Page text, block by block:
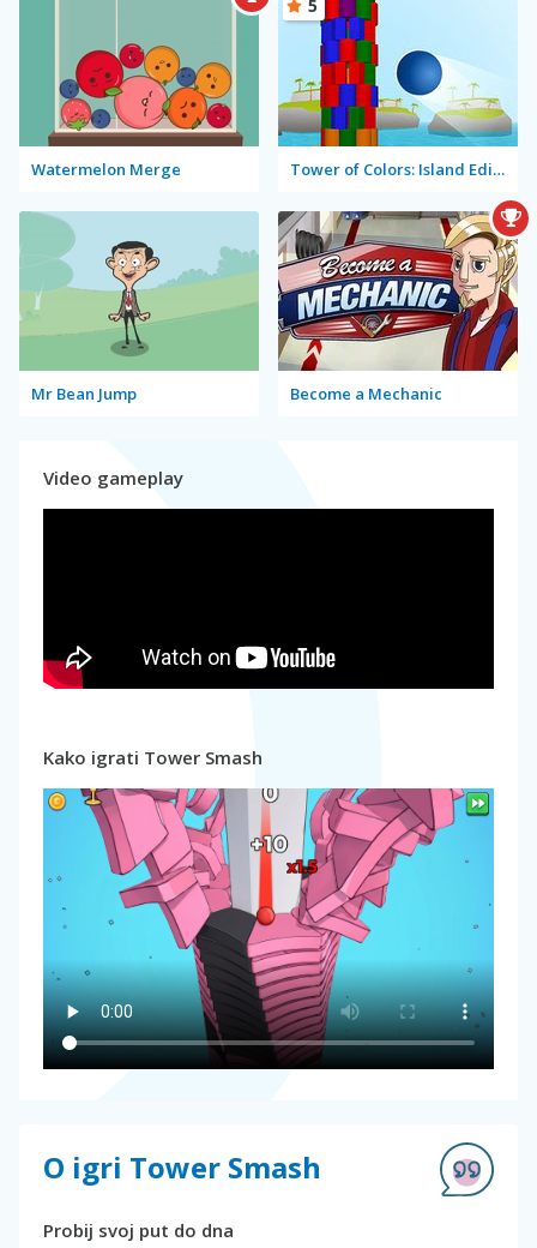
Watermelon Merge Tower of Colors: Island Edition
5
Mr Bean Jump Become a Mechanic
Video gameplay
Kako igrati Tower Smash
O igri Tower Smash
Probij svoj put do dna